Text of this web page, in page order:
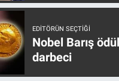
EDITÖRÜN SEÇTIĞI
Nobel Barış
darbeci